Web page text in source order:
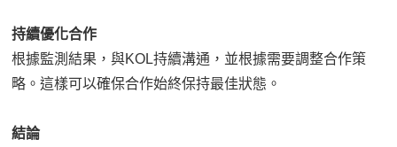
持續優化合作
根據監測結果，與KOL持續溝通，並根據需要調整合作策
略。這樣可以確保合作始終保持最佳狀態。
結論